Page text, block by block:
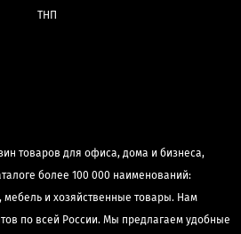
ТНП
товаров для офиса, дома и бизнеса,
более 100 000 наименований:
мебель и хозяйственные товары. Нам
по всей России. Мы предлагаем удобные